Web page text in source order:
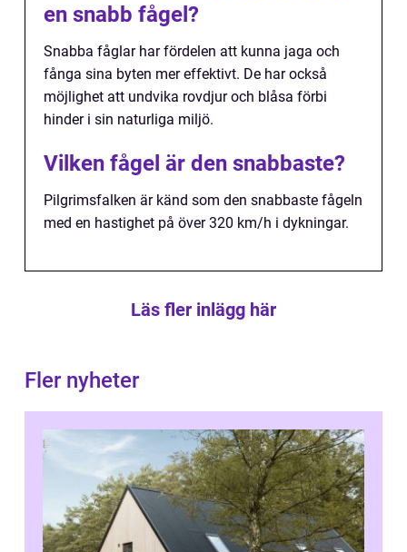
en snabb fågel?
Snabba fåglar har fördelen att kunna jaga och
fånga sina byten mer effektivt. De har också
möjlighet att undvika rovdjur och blåsa förbi
hinder i sin naturliga miljö.
Vilken fågel är den snabbaste?
Pilgrimsfalken är känd som den snabbaste fågeln
med en hastighet på över 320 km/h i dykningar.
Läs fler inlägg här
Fler nyheter